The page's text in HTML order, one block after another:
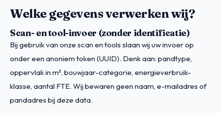
Welke gegevens verwerken wij?
Scan- en tool-invoer (zonder identificatie)
Bij gebruik van onze scan en tools slaan wij uw invoer op
onder een anoniem token (UUID). Denk aan: pandtype,
oppervlak in m², bouwjaar-categorie, energieverbruik-
klasse, aantal FTE. Wij bewaren geen naam, e-mailadres of
pandadres bij deze data.